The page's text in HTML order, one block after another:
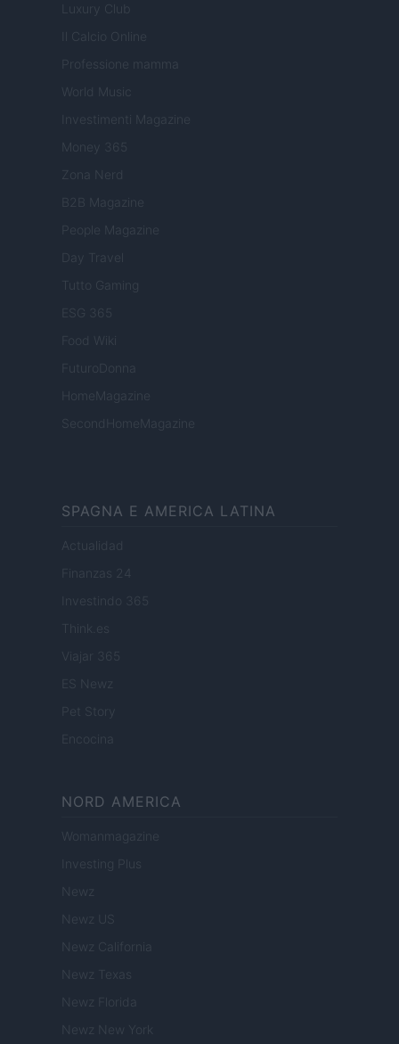
Luxury Club
Il Calcio Online
Professione mamma
World Music
Investimenti Magazine
Money 365
Zona Nerd
B2B Magazine
People Magazine
Day Travel
Tutto Gaming
ESG 365
Food Wiki
FuturoDonna
HomeMagazine
SecondHomeMagazine
SPAGNA E AMERICA LATINA
Actualidad
Finanzas 24
Investindo 365
Viajar 365
ES Newz
Pet Story
Encocina
NORD AMERICA
Womanmagazine
Investing Plus
Newz
Newz US
Newz California
Newz Texas
Newz Florida
Newz New York